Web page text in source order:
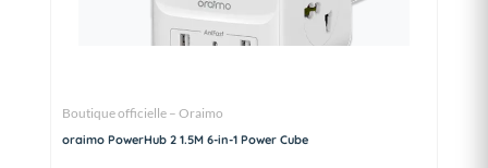
Boutique officielle – Oraimo
oraimo PowerHub 2 1.5M 6-in-1 Power Cube